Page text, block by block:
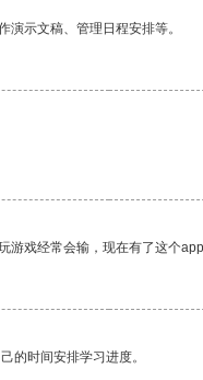
示文稿、管理日程安排等。
戏经常会输，现在有了这个
的时间安排学习进度。